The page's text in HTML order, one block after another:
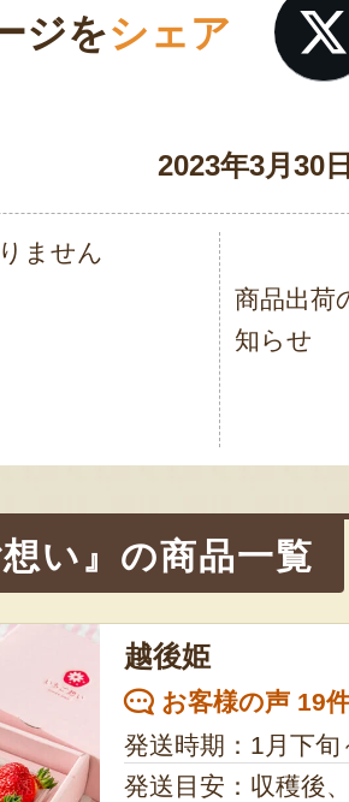
ジをシェア
2023年3月30
ません
商品出荷
知らせ
想い』の商品一覧
越後姫
お客様の声 19
発送時期：1月下旬
発送目安：収穫後